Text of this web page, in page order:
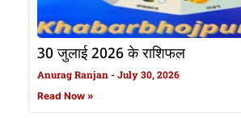
30 जुलाई 2026 के राशिफल
Anurag Ranjan July 30, 2026
Read Now »